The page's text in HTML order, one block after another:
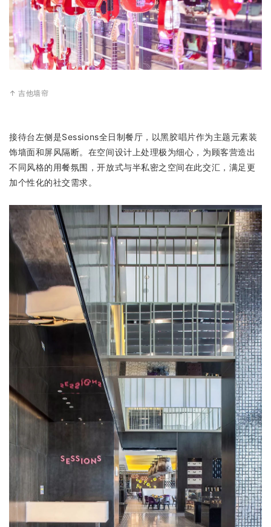
↑ 吉他墙帘
接待台左侧是Sessions全日制餐厅，以黑胶唱片作为主题元素装
饰墙面和屏风隔断。在空间设计上处理极为细心，为顾客营造出
不同风格的用餐氛围，开放式与半私密之空间在此交汇，满足更
加个性化的社交需求。